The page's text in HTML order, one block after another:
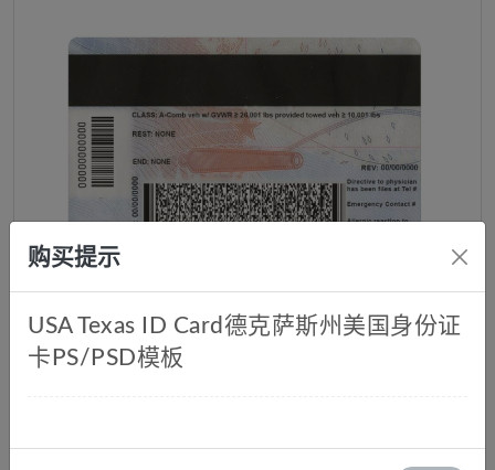
美国德克萨斯州ID Card-PSD
购买提示
USA Texas ID Card德克萨斯州美国身份证
卡PS/PSD模板